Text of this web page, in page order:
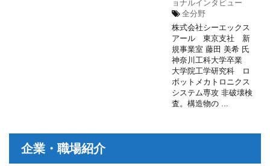
ョナルインタビュー
全分野
株式会社シーエックス
アール 東京支社 新
規事業室 藤田 美希 氏
神奈川工科大学卒業
大学院工学研究科 ロ
ボットメカトロニクス
システム専攻 非破壊検
査。構造物の ...
企業・職場紹介